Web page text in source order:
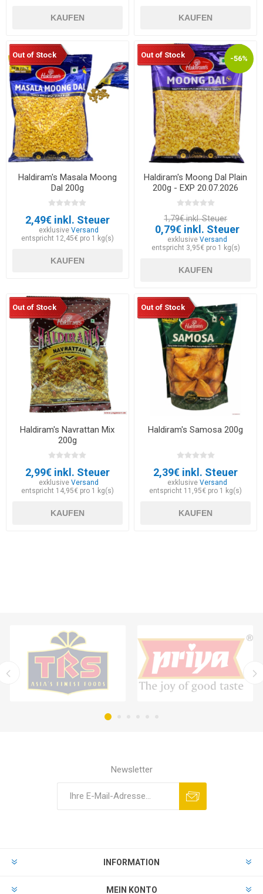
KAUFEN KAUFEN
Out of Stock
Haldiram's Masala Moong
Dal 200g
2,49€ inkl. Steuer
exklusiveVersand
entspricht 12,45€ pro 1 kg(s)
KAUFEN
-56%
Out of Stock
Haldiram's Moong Dal Plain
200g - EXP 20.07.2026
1,79€ inkl. Steuer
0,79€ inkl. Steuer
exklusive Versand
entspricht 3,95€ pro 1 kg(s)
KAUFEN
Out of Stock
Haldiram's Navrattan Mix
200g
2,99€ inkl. Steuer
exklusiveVersand
entspricht 14,95€ pro 1 kg(s)
KAUFEN
Out of Stock
Haldiram's Samosa 200g
2,39€ inkl. Steuer
exklusive Versand
entspricht 11,95€ pro 1 kg(s)
KAUFEN
Newsletter
INFORMATION
MEIN KONTO